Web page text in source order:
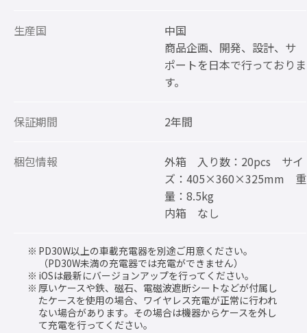
生産国
中国
商品企画、開発、設計、サ
ポートを日本で行っておりま
す。
保証期間 2年間
梱包情報
外箱 入り数：20pcs サイ
ズ：405×360×325mm 重
量：8.5kg
内箱 なし
PD30W以上の車載充電器を別途ご用意ください。
（PD30W未満の充電器では充電ができません）
iOSは最新にバージョンアップを行ってください。
厚いケースや鉄、磁石、電磁波遮断シートなどが付属し
たケースを使用の場合、ワイヤレス充電が正常に行われ
ない場合があります。その場合は機器からケースを外し
て充電を行ってください。